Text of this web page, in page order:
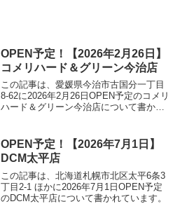
OPEN予定！【2026年2月26日】
コメリハード＆グリーン今治店
この記事は、愛媛県今治市古国分一丁目
8-62に2026年2月26日OPEN予定のコメリ
ハード＆グリーン今治店について書かれ
OPEN予定！【2026年7月1日】
DCM太平店
この記事は、北海道札幌市北区太平6条3
丁目2-1 ほかに2026年7月1日OPEN予定
のDCM太平店について書かれています。